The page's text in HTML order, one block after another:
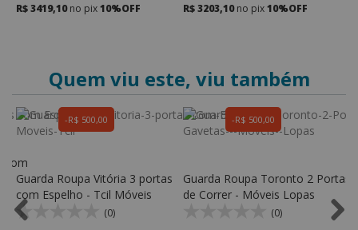
R$ 3419,10no pix10%OFF
R$ 3203,10no pix10%OFF
Quem viu este, viu também
R$ 500,00
com
R$ 500,00
Guarda Roupa Vitória 3 portas
com Espelho - Tcil Móveis
(0)
Guarda Roupa Toronto 2 Portas
de Correr - Móveis Lopas
(0)